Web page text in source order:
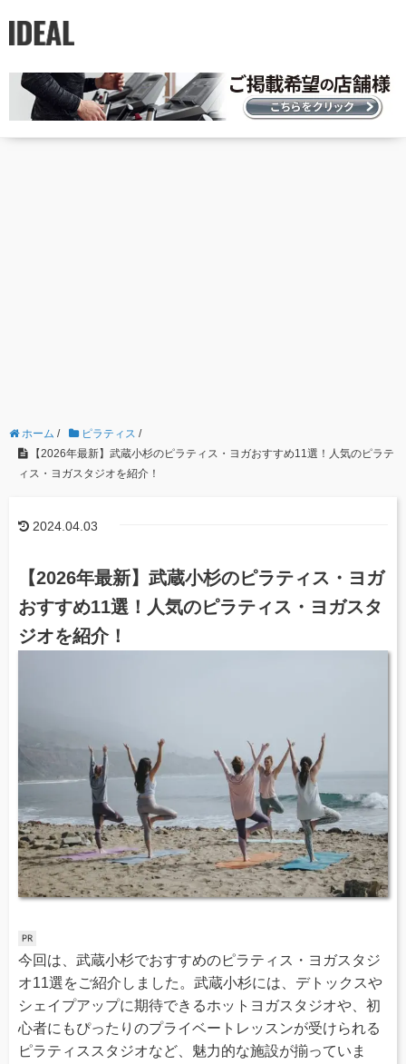
ホーム / ピラティス /
【2026年最新】武蔵小杉のピラティス・ヨガおすすめ11選！人気のピラテ
ィス・ヨガスタジオを紹介！
2024.04.03
【2026年最新】武蔵小杉のピラティス・ヨガ
おすすめ11選！人気のピラティス・ヨガスタ
ジオを紹介！
今回は、武蔵小杉でおすすめのピラティス・ヨガスタジ
オ11選をご紹介しました。武蔵小杉には、デトックスや
シェイプアップに期待できるホットヨガスタジオや、初
心者にもぴったりのプライベートレッスンが受けられる
ピラティススタジオなど、魅力的な施設が揃っていま